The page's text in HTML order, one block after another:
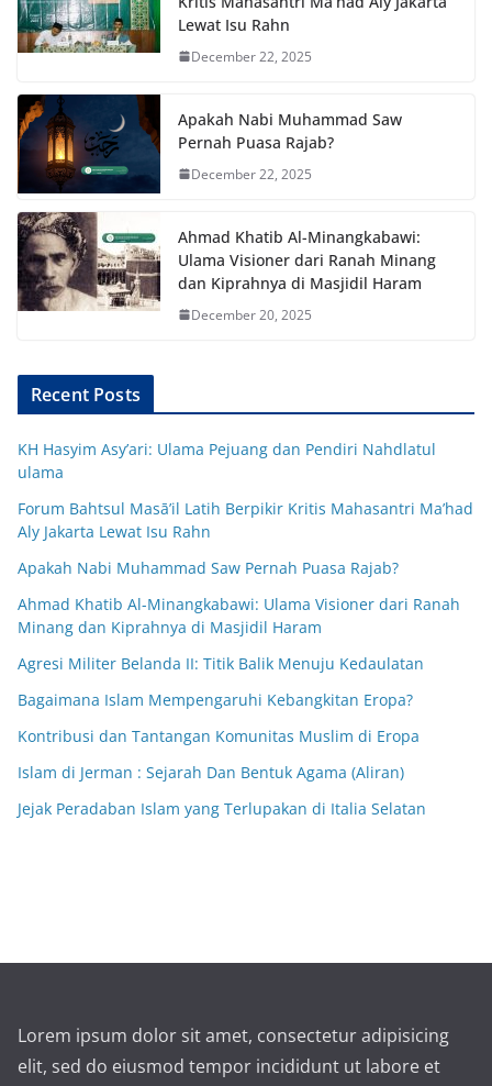
Lewat Isu Rahn
December 22, 2025
Apakah Nabi Muhammad Saw
Pernah Puasa Rajab?
December 22, 2025
Ahmad Khatib Al-Minangkabawi:
Ulama Visioner dari Ranah Minang
dan Kiprahnya di Masjidil Haram
December 20, 2025
Recent Posts
KH Hasyim Asy’ari: Ulama Pejuang dan Pendiri Nahdlatul
ulama
Forum Bahtsul Masā’il Latih Berpikir Kritis Mahasantri Ma’had
Aly Jakarta Lewat Isu Rahn
Apakah Nabi Muhammad Saw Pernah Puasa Rajab?
Ahmad Khatib Al-Minangkabawi: Ulama Visioner dari Ranah
Minang dan Kiprahnya di Masjidil Haram
Agresi Militer Belanda II: Titik Balik Menuju Kedaulatan
Bagaimana Islam Mempengaruhi Kebangkitan Eropa?
Kontribusi dan Tantangan Komunitas Muslim di Eropa
Islam di Jerman : Sejarah Dan Bentuk Agama (Aliran)
Jejak Peradaban Islam yang Terlupakan di Italia Selatan
Lorem ipsum dolor sit amet, consectetur adipisicing
elit, sed do eiusmod tempor incididunt ut labore et